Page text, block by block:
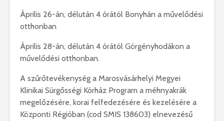
Április 26-án, délután 4 órától Bonyhán a művelődési
otthonban
Április 28-án, délután 4 órától Görgényhodákon a
művelődési otthonban.
A szűrőtevékenység a Marosvásárhelyi Megyei
Klinikai Sürgősségi Kórház Program a méhnyakrák
megelőzésére, korai felfedezésére és kezelésére a
Központi Régióban (cod SMIS 138603) elnevezésű